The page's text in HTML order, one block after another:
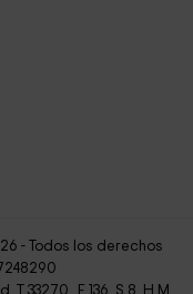
- Todos los derechos
33270 , F 136, S 8, H M